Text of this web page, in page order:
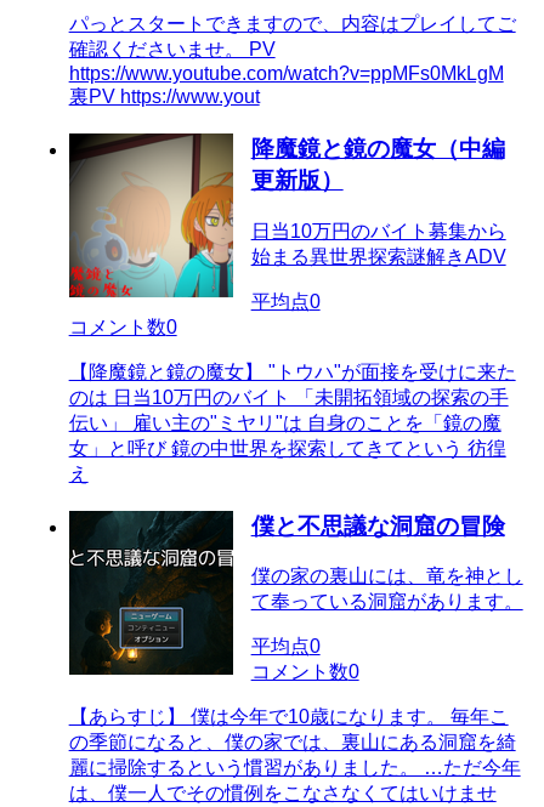
パっとスタートできますので、内容はプレイしてご
確認くださいませ。 PV
https://www.youtube.com/watch?v=ppMFs0MkLgM
裏PV https://www.yout
降魔鏡と鏡の魔女（中編
更新版）
日当10万円のバイト募集から
始まる異世界探索謎解きADV
平均点0
コメント数0
【降魔鏡と鏡の魔女】 "トウハ"が面接を受けに来た
のは 日当10万円のバイト 「未開拓領域の探索の手
伝い」 雇い主の"ミヤリ"は 自身のことを「鏡の魔
女」と呼び 鏡の中世界を探索してきてという 彷徨
え
僕と不思議な洞窟の冒険
僕の家の裏山には、竜を神とし
て奉っている洞窟があります。
平均点0
コメント数0
【あらすじ】 僕は今年で10歳になります。 毎年こ
の季節になると、僕の家では、裏山にある洞窟を綺
麗に掃除するという慣習がありました。 …ただ今年
は、僕一人でその慣例をこなさなくてはいけませ